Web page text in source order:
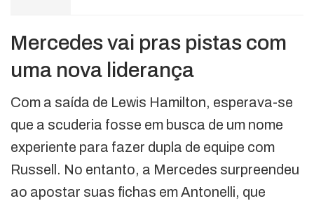
Mercedes vai pras pistas com
uma nova liderança
Com a saída de Lewis Hamilton, esperava-se
que a scuderia fosse em busca de um nome
experiente para fazer dupla de equipe com
Russell. No entanto, a Mercedes surpreendeu
ao apostar suas fichas em Antonelli, que